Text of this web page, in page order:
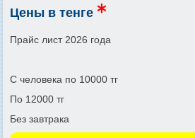
Цены в тенге
Прайс лист 2026 года
С человека по 10000 тг
По 12000 тг
Без завтрака